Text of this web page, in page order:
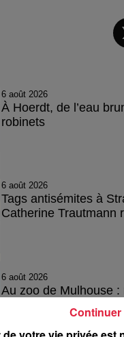
6 août 2026
À Hoerdt, de l’eau
robinets
6 août 2026
Tags antisémites à
Catherine Trautmann
6 août 2026
Au zoo de Mulhouse :